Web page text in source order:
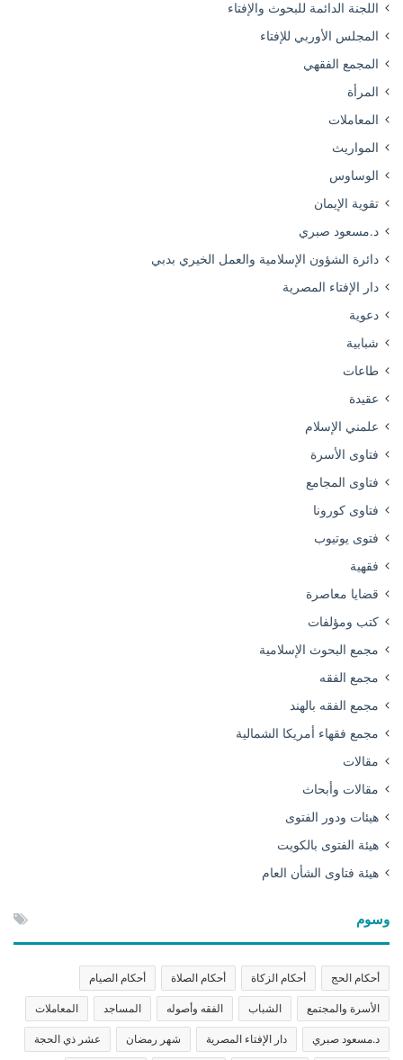
اللجنة الدائمة للبحوث والإفتاء
المجلس الأوربي للإفتاء
المجمع الفقهي
المرأة
المعاملات
المواريث
الوساوس
تقوية الإيمان
د.مسعود صبري
دائرة الشؤون الإسلامية والعمل الخيري بدبي
دار الإفتاء المصرية
دعوية
شبابية
طاعات
عقيدة
علمني الإسلام
فتاوى الأسرة
فتاوى المجامع
فتاوى كورونا
فتوى يوتيوب
فقهية
قضايا معاصرة
كتب ومؤلفات
مجمع البحوث الإسلامية
مجمع الفقه
مجمع الفقه بالهند
مجمع فقهاء أمريكا الشمالية
مقالات
مقالات وأبحاث
هيئات ودور الفتوى
هيئة الفتوى بالكويت
هيئة فتاوى الشأن العام
وسوم
أحكام الحج أحكام الزكاة أحكام الصلاة أحكام الصيام
الأسرة والمجتمع الشباب الفقه وأصوله المساجد المعاملات
د.مسعود صبري دار الإفتاء المصرية شهر رمضان عشر ذي الحجة